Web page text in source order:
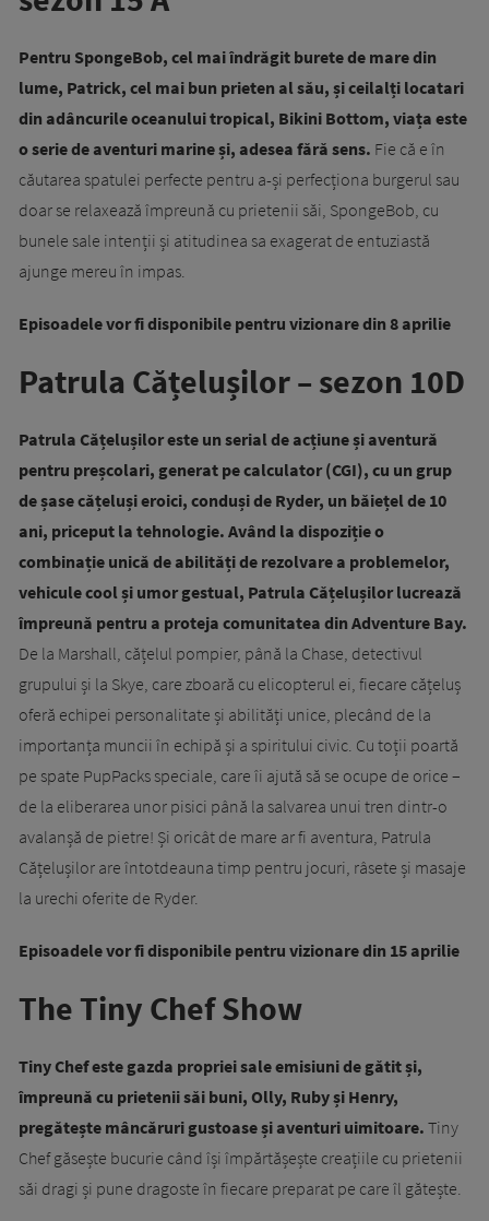
Pentru SpongeBob, cel mai îndrăgit burete de mare din
lume, Patrick, cel mai bun prieten al său, și ceilalți locatari
din adâncurile oceanului tropical, Bikini Bottom, viața este
o serie de aventuri marine și, adesea fără sens. Fie că e în
căutarea spatulei perfecte pentru a-și perfecționa burgerul sau
doar se relaxează împreună cu prietenii săi, SpongeBob, cu
bunele sale intenții și atitudinea sa exagerat de entuziastă
ajunge mereu în impas.
Episoadele vor fi disponibile pentru vizionare din 8 aprilie
Patrula Cățelușilor – sezon 10D
Patrula Cățelușilor este un serial de acțiune și aventură
pentru preșcolari, generat pe calculator (CGI), cu un grup
de șase cățeluși eroici, conduși de Ryder, un băiețel de 10
ani, priceput la tehnologie. Având la dispoziție o
combinație unică de abilități de rezolvare a problemelor,
vehicule cool și umor gestual, Patrula Cățelușilor lucrează
împreună pentru a proteja comunitatea din Adventure Bay.
De la Marshall, cățelul pompier, până la Chase, detectivul
grupului și la Skye, care zboară cu elicopterul ei, fiecare cățeluș
oferă echipei personalitate și abilități unice, plecând de la
importanța muncii în echipă și a spiritului civic. Cu toții poartă
pe spate PupPacks speciale, care îi ajută să se ocupe de orice –
de la eliberarea unor pisici până la salvarea unui tren dintr-o
avalanșă de pietre! Și oricât de mare ar fi aventura, Patrula
Cățelușilor are întotdeauna timp pentru jocuri, râsete și masaje
la urechi oferite de Ryder.
Episoadele vor fi disponibile pentru vizionare din 15 aprilie
The Tiny Chef Show
Tiny Chef este gazda propriei sale emisiuni de gătit și,
împreună cu prietenii săi buni, Olly, Ruby și Henry,
pregătește mâncăruri gustoase și aventuri uimitoare. Tiny
Chef găsește bucurie când își împărtășește creațiile cu prietenii
săi dragi și pune dragoste în fiecare preparat pe care îl gătește.